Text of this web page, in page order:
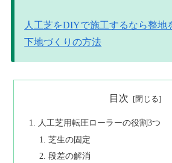
人工芝をDIYで施工するなら整地
下地づくりの方法
目次
人工芝用転圧ローラーの役割3つ
芝生の固定
段差の解消